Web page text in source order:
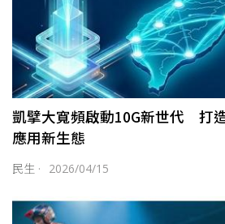
凱擘大寬頻啟動10G新世代 打
應用新生態
民生 · 2026/04/15